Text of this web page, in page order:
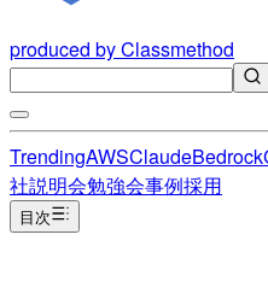
produced by Classmethod
TrendingAWSClaudeBedrock
社説明会勉強会事例採用
目次